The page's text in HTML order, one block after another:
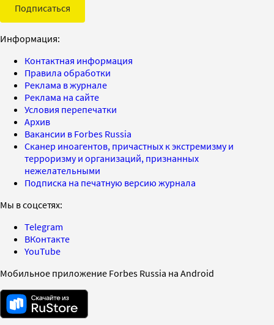
Подписаться
Информация:
Контактная информация
Правила обработки
Реклама в журнале
Реклама на сайте
Условия перепечатки
Архив
Вакансии в Forbes Russia
Сканер иноагентов, причастных к экстремизму и
терроризму и организаций, признанных
нежелательными
Подписка на печатную версию журнала
Мы в соцсетях:
Telegram
ВКонтакте
YouTube
Мобильное приложение Forbes Russia на Android